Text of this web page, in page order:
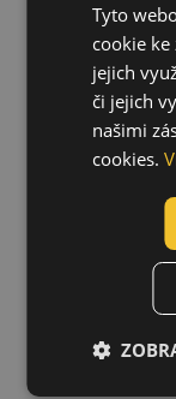
STROKE
Tyto
cookie ke
jejich
či jejich
našimi
cookies.